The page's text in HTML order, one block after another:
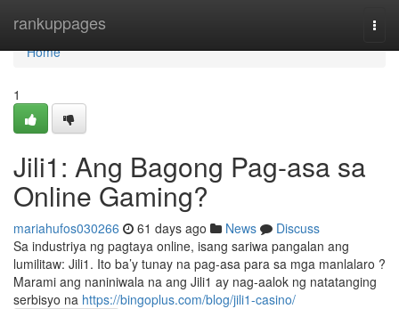
rankuppages
Home
Home
1
Jili1: Ang Bagong Pag-asa sa
Online Gaming?
mariahufos030266 61 days ago News
Discuss
Sa industriya ng pagtaya online, isang sariwa pangalan ang
lumilitaw: Jili1. Ito ba’y tunay na pag-asa para sa mga manlalaro ?
Marami ang naniniwala na ang Jili1 ay nag-aalok ng natatanging
serbisyo na https://bingoplus.com/blog/jili1-casino/